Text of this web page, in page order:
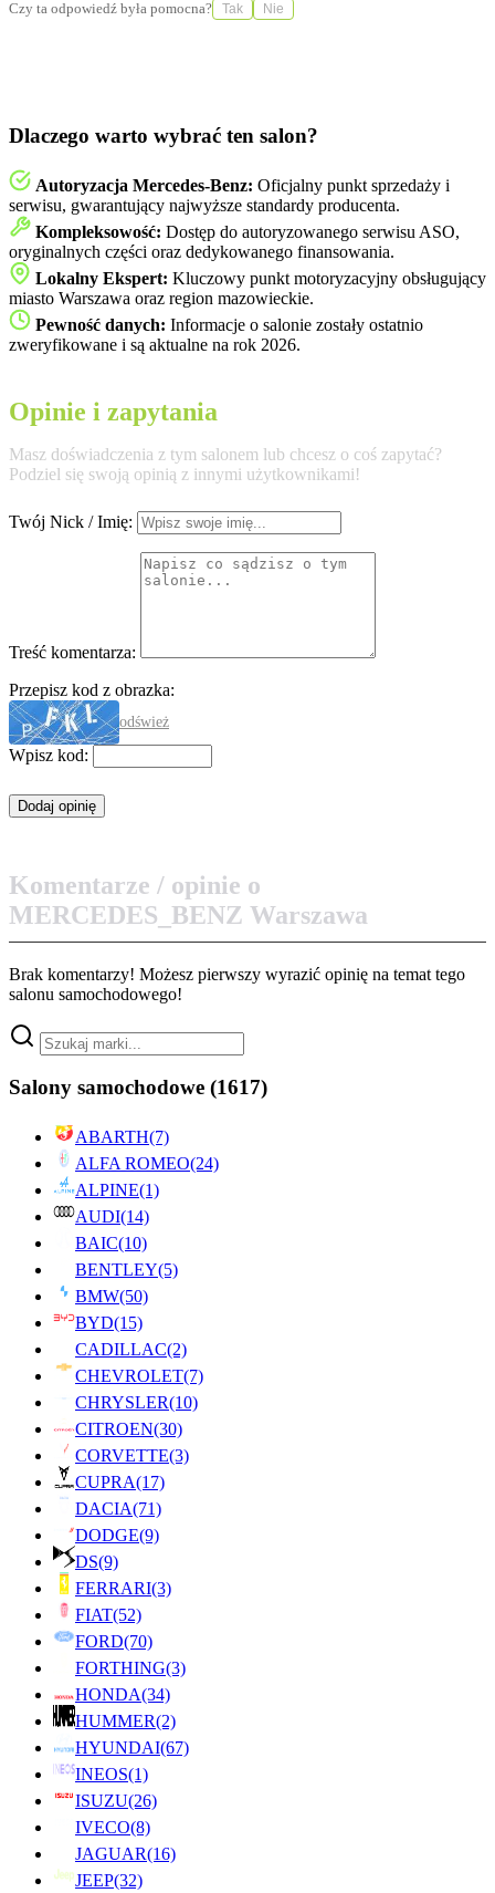
Czy ta odpowiedź była pomocna? Tak Nie
Dlaczego warto wybrać ten salon?
Autoryzacja Mercedes-Benz: Oficjalny punkt sprzedaży i
serwisu, gwarantujący najwyższe standardy producenta.
Kompleksowość: Dostęp do autoryzowanego serwisu ASO,
oryginalnych części oraz dedykowanego finansowania.
Lokalny Ekspert: Kluczowy punkt motoryzacyjny obsługujący
miasto Warszawa oraz region mazowieckie.
Pewność danych: Informacje o salonie zostały ostatnio
zweryfikowane i są aktualne na rok 2026.
Opinie i zapytania
Masz doświadczenia z tym salonem lub chcesz o coś zapytać?
Podziel się swoją opinią z innymi użytkownikami!
Twój Nick / Imię:
Treść komentarza:
Przepisz kod z obrazka:
odśwież
Wpisz kod:
Komentarze / opinie o
MERCEDES_BENZ Warszawa
Brak komentarzy! Możesz pierwszy wyrazić opinię na temat tego
salonu samochodowego!
Salony samochodowe (1617)
ABARTH(7)
ALFA ROMEO(24)
ALPINE(1)
AUDI(14)
BAIC(10)
BENTLEY(5)
BMW(50)
BYD(15)
CADILLAC(2)
CHEVROLET(7)
CHRYSLER(10)
CITROEN(30)
CORVETTE(3)
CUPRA(17)
DACIA(71)
DODGE(9)
DS(9)
FERRARI(3)
FIAT(52)
FORD(70)
FORTHING(3)
HONDA(34)
HUMMER(2)
HYUNDAI(67)
INEOS(1)
ISUZU(26)
IVECO(8)
JAGUAR(16)
JEEP(32)